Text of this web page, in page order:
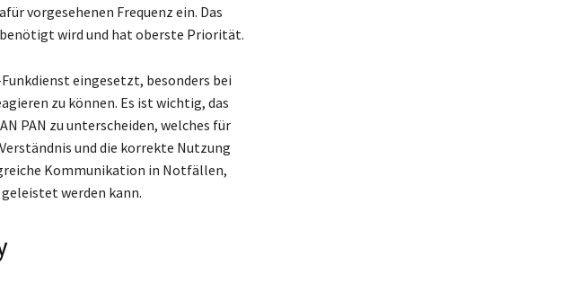
vorgesehenen Frequenz ein. Das
wird und hat oberste Priorität.
eingesetzt, besonders bei
zu können. Es ist wichtig, das
PAN zu unterscheiden, welches für
und die korrekte Nutzung
Kommunikation in Notfällen,
werden kann.